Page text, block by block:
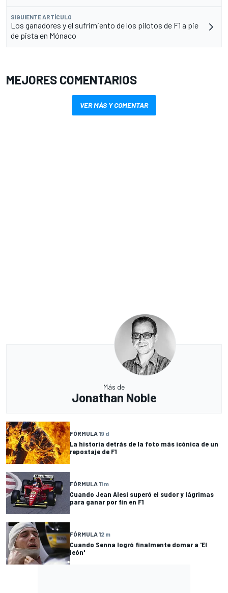
SIGUIENTE ARTÍCULO
Los ganadores y el sufrimiento de los pilotos de F1 a pie
de pista en Mónaco
MEJORES COMENTARIOS
VER MÁS Y COMENTAR
Más de
Jonathan Noble
FÓRMULA 19 d
La historia detrás de la foto más icónica de un
repostaje de F1
FÓRMULA 11 m
Cuando Jean Alesi superó el sudor y lágrimas
para ganar por fin en F1
FÓRMULA 12 m
Cuando Senna logró finalmente domar a 'El
león'